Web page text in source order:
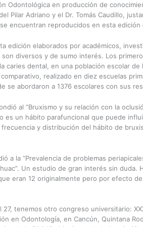
Odontológica en producción de
Pilar Adriano y el Dr. Tomás Caudillo,
encuentran reproducidos en esta
edición elaborados por académicos,
diversos y de sumo interés. Los
caries dental, en una población escolar
realizado en diez escuelas
se abordaron a 1376 escolares con sus
al “Bruxismo y su relación con la
es un hábito parafuncional que puede
y distribución del hábito de
a la “Prevalencia de problemas
Un estudio de gran interés sin duda.
eran 12 originalmente pero por efecto
27, tenemos otro congreso universitario:
en Odontología, en Cancún, Quintana